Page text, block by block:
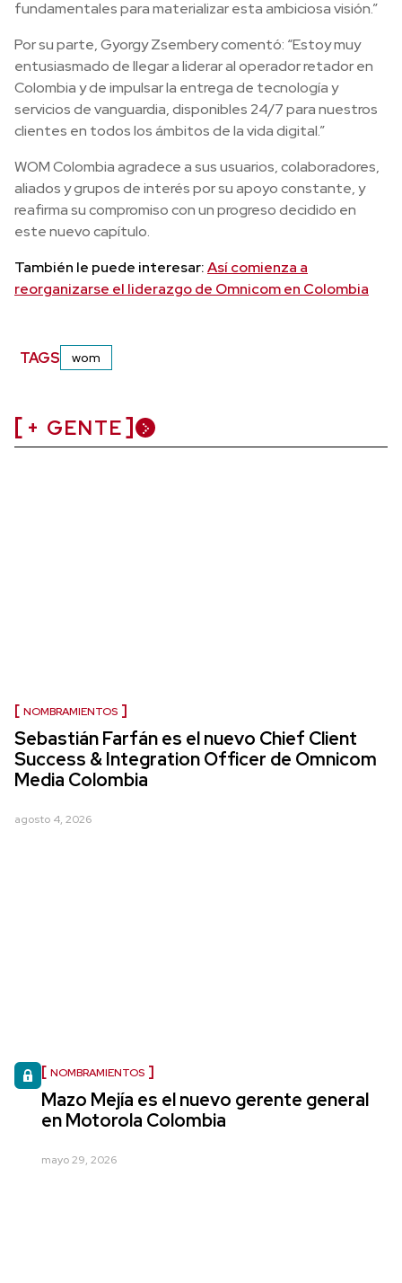
fundamentales para materializar esta ambiciosa visión.”
Por su parte, Gyorgy Zsembery comentó: “Estoy muy
entusiasmado de llegar a liderar al operador retador en
Colombia y de impulsar la entrega de tecnología y
servicios de vanguardia, disponibles 24/7 para nuestros
clientes en todos los ámbitos de la vida digital.”
WOM Colombia agradece a sus usuarios, colaboradores,
aliados y grupos de interés por su apoyo constante, y
reafirma su compromiso con un progreso decidido en
este nuevo capítulo.
También le puede interesar:Así comienza a
reorganizarse el liderazgo de Omnicom en Colombia
TAGS wom
+ GENTE
NOMBRAMIENTOS
Sebastián Farfán es el nuevo Chief Client
Success & Integration Officer de Omnicom
Media Colombia
agosto 4, 2026
NOMBRAMIENTOS
Mazo Mejía es el nuevo gerente general
en Motorola Colombia
mayo 29, 2026